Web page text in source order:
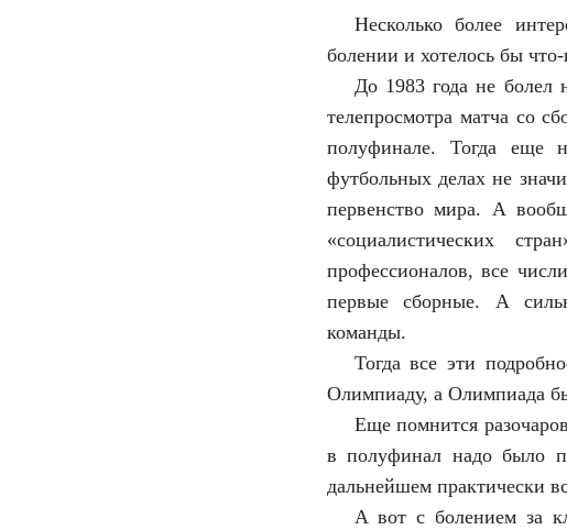
Несколько более
болении и хотелось бы
До 1983 года не болел
телепросмотра матча со
полуфинале. Тогда еще
футбольных делах не
первенство мира. А
«социалистических
профессионалов, все
первые сборные. А
команды.
Тогда все эти
Олимпиаду, а Олимпиада
Еще помнится
в полуфинал надо было
дальнейшем практически
А вот с болением за